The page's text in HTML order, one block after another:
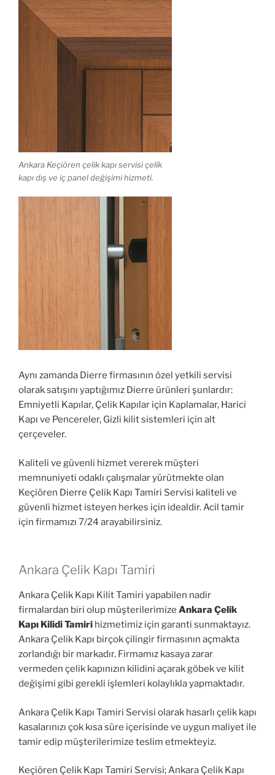
Ankara Keçiören çelik kapı servisi çelik
kapı dış ve iç panel değişimi hizmeti.
Aynı zamanda Dierre firmasının özel yetkili servisi
olarak satışını yaptığımız Dierre ürünleri şunlardır:
Emniyetli Kapılar, Çelik Kapılar için Kaplamalar, Harici
Kapı ve Pencereler, Gizli kilit sistemleri için alt
çerçeveler.
Kaliteli ve güvenli hizmet vererek müşteri
memnuniyeti odaklı çalışmalar yürütmekte olan
Keçiören Dierre Çelik Kapı Tamiri Servisi kaliteli ve
güvenli hizmet isteyen herkes için idealdir. Acil tamir
için firmamızı 7/24 arayabilirsiniz.
Ankara Çelik Kapı Tamiri
Ankara Çelik Kapı Kilit Tamiri yapabilen nadir
firmalardan biri olup müşterilerimize Ankara Çelik
Kapı Kilidi Tamiri hizmetimiz için garanti sunmaktayız.
Ankara Çelik Kapı birçok çilingir firmasının açmakta
zorlandığı bir markadır. Firmamız kasaya zarar
vermeden çelik kapınızın kilidini açarak göbek ve kilit
değişimi gibi gerekli işlemleri kolaylıkla yapmaktadır.
Ankara Çelik Kapı Tamiri Servisi olarak hasarlı çelik kapı
kasalarınızı çok kısa süre içerisinde ve uygun maliyet ile
tamir edip müşterilerimize teslim etmekteyiz.
Keçiören Çelik Kapı Tamiri Servisi; Ankara Çelik Kapı